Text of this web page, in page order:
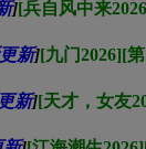
][兵自风中来
新][九门2026][
新][天才，女友